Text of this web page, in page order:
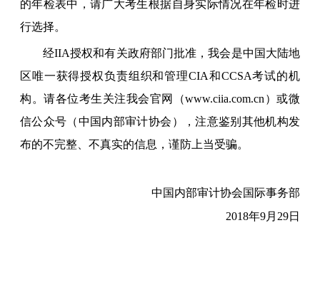
的年检表中，请广大考生根据自身实际情况在年检时进
行选择。
经IIA授权和有关政府部门批准，我会是中国大陆地
区唯一获得授权负责组织和管理CIA和CCSA考试的机
构。请各位考生关注我会官网（www.ciia.com.cn）或微
信公众号（中国内部审计协会），注意鉴别其他机构发
布的不完整、不真实的信息，谨防上当受骗。
中国内部审计协会国际事务部
2018年9月29日